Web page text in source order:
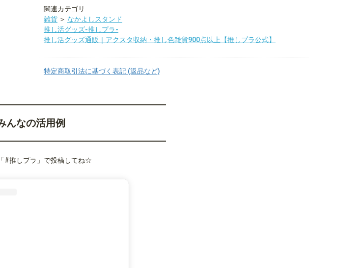
関連カテゴリ
雑貨 ＞ なかよしスタンド
推し活グッズ-推しプラ-
推し活グッズ通販｜アクスタ収納・推し色雑貨900点以上【推しプラ公式】
特定商取引法に基づく表記 (返品など)